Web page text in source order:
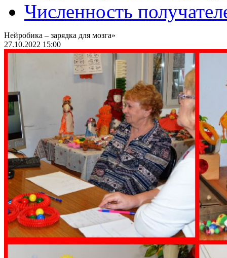
Численность
Нейробика – зарядка для мозга»
27.10.2022 15:00